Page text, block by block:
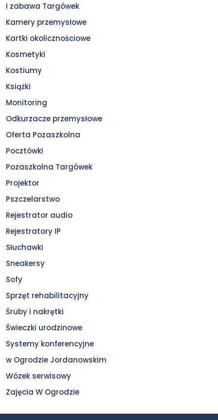
i zabawa Targówek
Kamery przemysłowe
Kartki okolicznościowe
Kosmetyki
Kostiumy
Książki
Monitoring
Odkurzacze przemysłowe
Oferta Pozaszkolna
Pocztówki
Pozaszkolna Targówek
Projektor
Pszczelarstwo
Rejestrator audio
Rejestratory IP
Słuchawki
Sneakersy
Sofy
Sprzęt rehabilitacyjny
Śruby i nakrętki
Świeczki urodzinowe
Systemy konferencyjne
w Ogrodzie Jordanowskim
Wózek serwisowy
Zajęcia W Ogrodzie